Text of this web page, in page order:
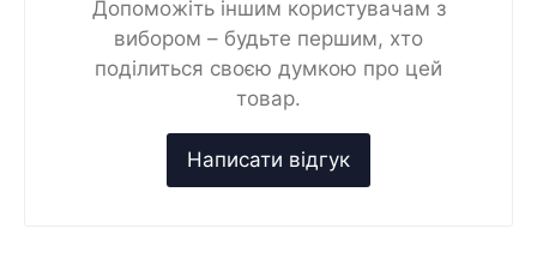
Допоможіть іншим користувачам з
вибором – будьте першим, хто
поділиться своєю думкою про цей
товар.